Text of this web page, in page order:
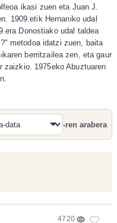
ikasi zuen eta Juan J.
1909.etik Hernaniko udal
Donostiako udal taldea
metodoa idatzi zuen, baita
berritzailea zen, eta gaur
zaizkio. 1975eko Abuztuaren
Bilatu
-ren arabera
4720